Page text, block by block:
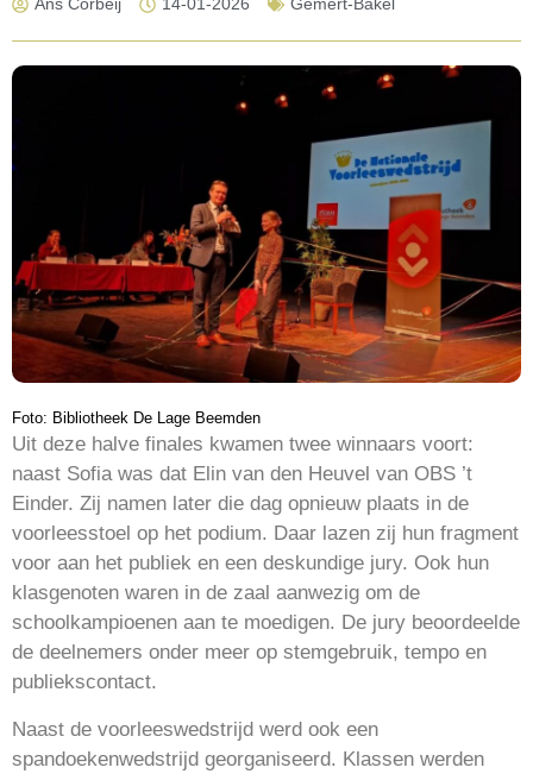
Ans Corbeij 14-01-2026 Gemert-Bakel
Foto: Bibliotheek De Lage Beemden
Uit deze halve finales kwamen twee winnaars voort:
naast Sofia was dat Elin van den Heuvel van OBS ’t
Einder. Zij namen later die dag opnieuw plaats in de
voorleesstoel op het podium. Daar lazen zij hun fragment
voor aan het publiek en een deskundige jury. Ook hun
klasgenoten waren in de zaal aanwezig om de
schoolkampioenen aan te moedigen. De jury beoordeelde
de deelnemers onder meer op stemgebruik, tempo en
publiekscontact.
Naast de voorleeswedstrijd werd ook een
spandoekenwedstrijd georganiseerd. Klassen werden